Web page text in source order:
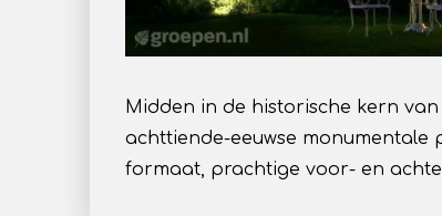
Midden in de historische kern
achttiende-eeuwse
formaat, prachtige voor- en